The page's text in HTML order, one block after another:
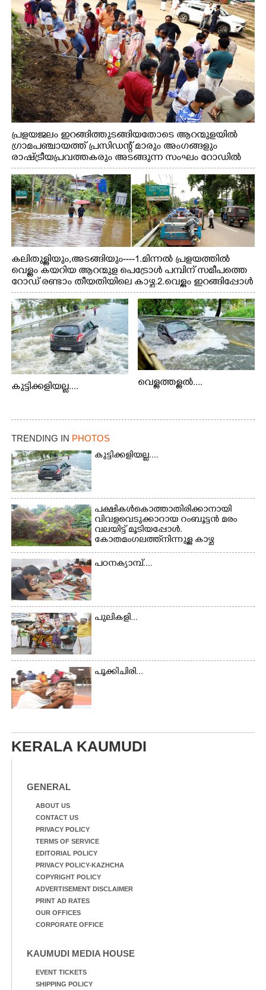
പ്രളയജലം ഇറങ്ങിത്തുടങ്ങിയതോടെ ആറന്മുളയിൽ
ഗ്രാമപഞ്ചായത്ത് പ്രസിഡന്റ് മാരും അംഗങ്ങളും
രാഷ്ട്രീയപ്രവത്തകരും അടങ്ങുന്ന സംഘം റോഡിൽ
അടിഞ്ഞ് കൂടിയ ചെളിയും മണ്ണും മറ്റ് മാലിന്യങ്ങളും
നീക്കം ചെയ്യുന്നു.
കലിതുള്ളിയും,അടങ്ങിയും----1.മിന്നൽ പ്രളയത്തിൽ
വെള്ളം കയറിയ ആറന്മുള പെട്രോൾ പമ്പിന് സമീപത്തെ
റോ‌ഡ് രണ്ടാം തീയതിയിലെ കാഴ്ച.2.വെള്ളം ഇറങ്ങിപ്പോൾ
ഇന്നലെത്തെ കാഴ്ച.രക്ഷാപ്രവർത്തനത്തിന് ഓച്ചിറ
അഴിക്കലിൽ നിന്ന്എത്തിച്ച ബോട്ടും.
കുട്ടിക്കളിയല്ല.... വെള്ളത്തള്ളൽ....
TRENDING IN PHOTOS
കുട്ടിക്കളിയല്ല....
പക്ഷികൾ കൊത്താതിരിക്കാനായി
വിവളവെടുക്കാറായ റംബൂട്ടൻ മരം
വലയിട്ട് മൂടിയപ്പോൾ.
കോതമംഗലത്ത് നിന്നുള്ള കാഴ്ച
പഠനക്യാമ്പ്....
പുലികളി...
പൂക്കിചിരി...
KERALA KAUMUDI
GENERAL
ABOUT US
CONTACT US
PRIVACY POLICY
TERMS OF SERVICE
EDITORIAL POLICY
PRIVACY POLICY-KAZHCHA
COPYRIGHT POLICY
ADVERTISEMENT DISCLAIMER
PRINT AD RATES
OUR OFFICES
CORPORATE OFFICE
KAUMUDI MEDIA HOUSE
EVENT TICKETS
SHIPPING POLICY